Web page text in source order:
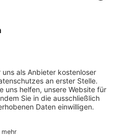
activeMind.uk (Vereinigtes
Online-Schulungs-Portal
Karriereportal